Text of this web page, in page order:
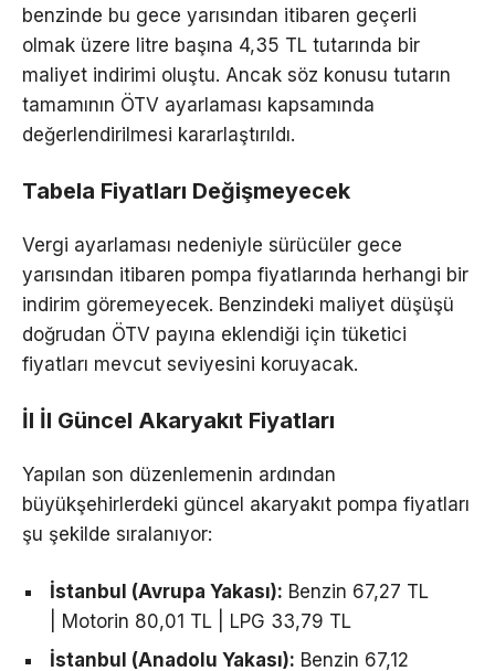
benzinde bu gece yarısından itibaren geçerli
olmak üzere litre başına 4,35 TL tutarında bir
maliyet indirimi oluştu. Ancak söz konusu tutarın
tamamının ÖTV ayarlaması kapsamında
değerlendirilmesi kararlaştırıldı.
Tabela Fiyatları Değişmeyecek
Vergi ayarlaması nedeniyle sürücüler gece
yarısından itibaren pompa fiyatlarında herhangi bir
indirim göremeyecek. Benzindeki maliyet düşüşü
doğrudan ÖTV payına eklendiği için tüketici
fiyatları mevcut seviyesini koruyacak.
İl İl Güncel Akaryakıt Fiyatları
Yapılan son düzenlemenin ardından
büyükşehirlerdeki güncel akaryakıt pompa fiyatları
şu şekilde sıralanıyor:
İstanbul (Avrupa Yakası): Benzin 67,27 TL
| Motorin 80,01 TL | LPG 33,79 TL
İstanbul (Anadolu Yakası): Benzin 67,12